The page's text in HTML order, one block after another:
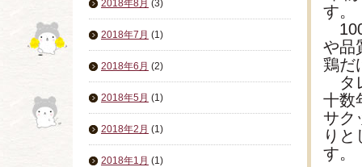
2018年8月 (3)
2018年7月 (1)
2018年6月 (2)
2018年5月 (1)
2018年2月 (1)
2018年1月 (1)
す。
や品
鶏だ
タ
十数
サク
り
す。